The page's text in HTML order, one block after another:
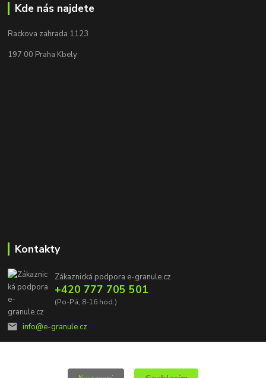
Kde nás najdete
Rackova zahrada 1123
197 00 Praha Kbely
Kontakty
Zákaznická podpora e-granule.cz
+420 777 705 501
(Po-Pá, 8-16 hod.)
info@e-granule.cz